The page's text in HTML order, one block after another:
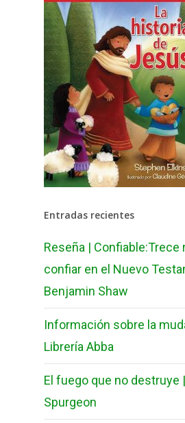
Entradas recientes
Reseña | Confiable:Trece
confiar en el Nuevo
Benjamin Shaw
Información sobre la
Librería Abba
El fuego que no destruye
Spurgeon